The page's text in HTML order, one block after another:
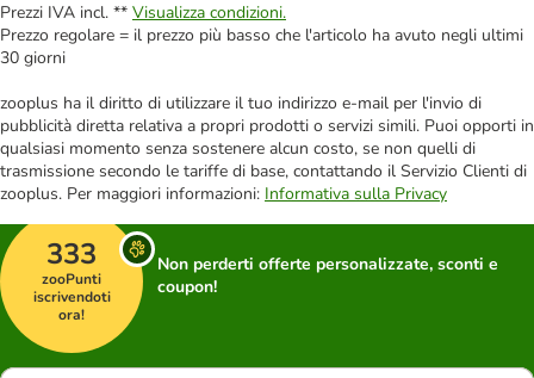
Prezzi IVA incl. ** Visualizza condizioni.
Prezzo regolare = il prezzo più basso che l'articolo ha avuto negli ultimi
30 giorni
zooplus ha il diritto di utilizzare il tuo indirizzo e-mail per l'invio di
pubblicità diretta relativa a propri prodotti o servizi simili. Puoi opporti in
qualsiasi momento senza sostenere alcun costo, se non quelli di
trasmissione secondo le tariffe di base, contattando il Servizio Clienti di
zooplus. Per maggiori informazioni: Informativa sulla Privacy
333
zooPunti
iscrivendoti
ora!
Non perderti offerte personalizzate, sconti e
coupon!